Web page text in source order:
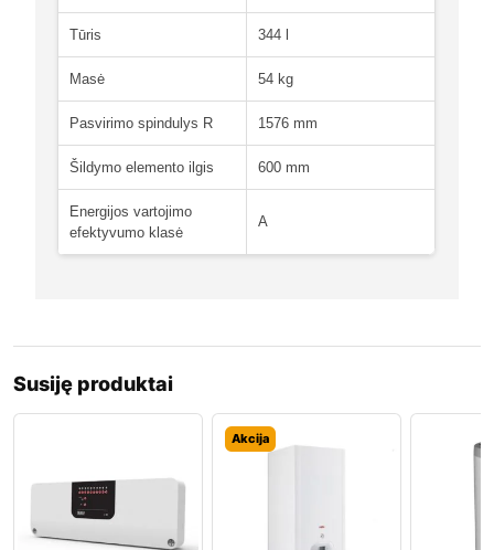
Tūris 344 l
Masė 54 kg
Pasvirimo spindulys R 1576 mm
Šildymo elemento ilgis 600 mm
Energijos vartojimo
efektyvumo klasė
A
Susiję produktai
Akcija